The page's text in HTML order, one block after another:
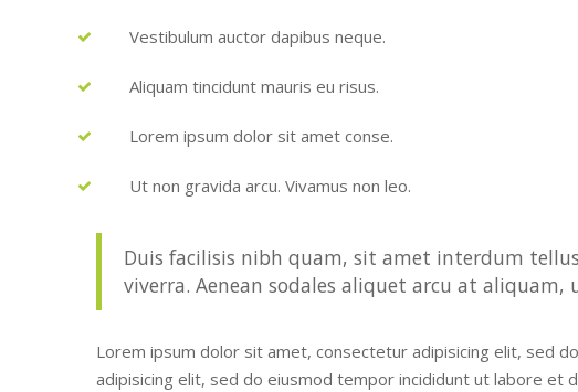
Vestibulum auctor dapibus neque.
Aliquam tincidunt mauris eu risus.
Lorem ipsum dolor sit amet conse.
Ut non gravida arcu. Vivamus non leo.
Duis facilisis nibh quam, sit amet interdum
viverra. Aenean sodales aliquet arcu at aliquam,
Lorem ipsum dolor sit amet, consectetur adipisicing elit, sed
adipisicing elit, sed do eiusmod tempor incididunt ut labore et